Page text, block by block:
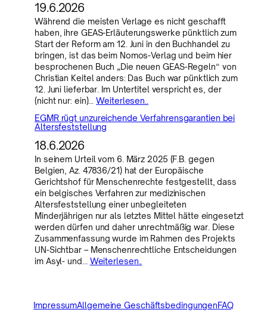
19.6.2026
Während die meisten Verlage es nicht geschafft
haben, ihre GEAS-Erläuterungswerke pünktlich zum
Start der Reform am 12. Juni in den Buchhandel zu
bringen, ist das beim Nomos-Verlag und beim hier
besprochenen Buch „Die neuen GEAS-Regeln“ von
Christian Keitel anders: Das Buch war pünktlich zum
12. Juni lieferbar. Im Untertitel verspricht es, der
(nicht nur: ein)…Weiterlesen..
EGMR rügt unzureichende Verfahrensgarantien bei
Altersfeststellung
18.6.2026
In seinem Urteil vom 6. März 2025 (F.B. gegen
Belgien, Az. 47836/21) hat der Europäische
Gerichtshof für Menschenrechte festgestellt, dass
ein belgisches Verfahren zur medizinischen
Altersfeststellung einer unbegleiteten
Minderjährigen nur als letztes Mittel hätte eingesetzt
werden dürfen und daher unrechtmäßig war. Diese
Zusammenfassung wurde im Rahmen des Projekts
UN-Sichtbar – Menschenrechtliche Entscheidungen
im Asyl- und… Weiterlesen..
ImpressumAllgemeine GeschäftsbedingungenFAQ